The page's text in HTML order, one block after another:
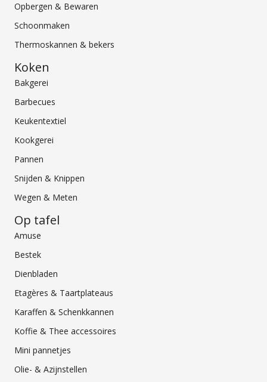
Opbergen & Bewaren
Schoonmaken
Thermoskannen & bekers
Koken
Bakgerei
Barbecues
Keukentextiel
Kookgerei
Pannen
Snijden & Knippen
Wegen & Meten
Op tafel
Amuse
Bestek
Dienbladen
Etagères & Taartplateaus
Karaffen & Schenkkannen
Koffie & Thee accessoires
Mini pannetjes
Olie- & Azijnstellen